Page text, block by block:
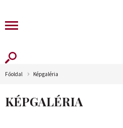
Főoldal Képgaléria
KÉPGALÉRIA